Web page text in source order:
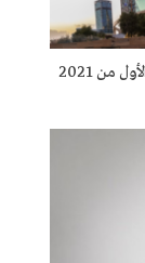
من 2021